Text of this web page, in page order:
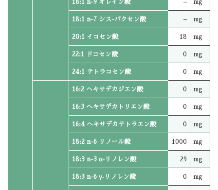
18:1 n-9 オレイン酸 – mg
18:1 n-7 シス-バクセン酸 – mg
20:1 イコセン酸 18 mg
22:1 ドコセン酸 0 mg
24:1 テトラコセン酸 0 mg
16:2 ヘキサデカジエン酸 0 mg
16:3 ヘキサデカトリエン酸 0 mg
16:4 ヘキサデカテトラエン酸 0 mg
18:2 n-6 リノール酸 1000 mg
18:3 n-3 α‐リノレン酸 29 mg
18:3 n-6 γ‐リノレン酸 0 mg